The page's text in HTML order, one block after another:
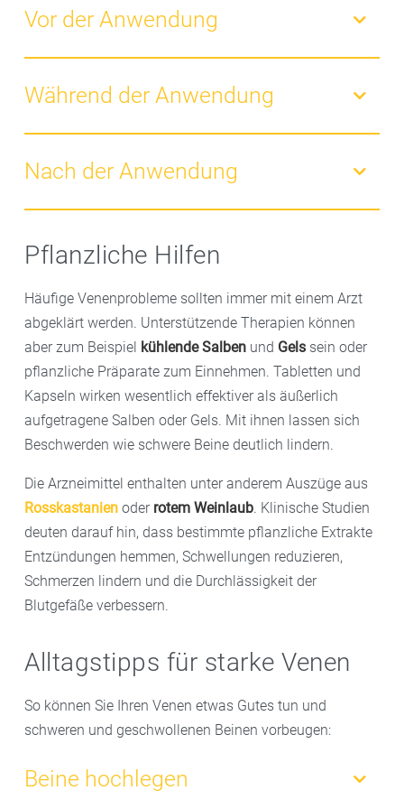
Vor der Anwendung
– Wasseranwendungen in einem warmen Raum
durchführen.
– Der ganze Körper sollte warm sein, inklusive der
Füße.
Während der Anwendung
– Wechselduschen warm beginnen und immer mit
kaltem Wasser beenden.
– Am rechten Fuß außen anfangen und dann außen
bis zur Hüfte abduschen.
wechseln und wieder zurück zum Fuß strahlen. Am
– Ein Wasserguss sollte etwa 2 bis 3 Minuten dauern.
– Den Guss wiederholen: Am besten macht man die
Wechseldusche zweimal.
Nach der Anwendung
– Beine und Füße gut abtrocknen.
Pflanzliche Hilfen
Häufige Venenprobleme sollten immer mit einem Arzt
abgeklärt werden. Unterstützende Therapien können
aber zum Beispiel kühlende Salben und Gels sein oder
pflanzliche Präparate zum Einnehmen. Tabletten und
Kapseln wirken wesentlich effektiver als äußerlich
aufgetragene Salben oder Gels. Mit ihnen lassen sich
Beschwerden wie schwere Beine deutlich lindern.
Die Arzneimittel enthalten unter anderem Auszüge aus
Rosskastanien oder rotem Weinlaub. Klinische Studien
deuten darauf hin, dass bestimmte pflanzliche Extrakte
Entzündungen hemmen, Schwellungen reduzieren,
Schmerzen lindern und die Durchlässigkeit der
Blutgefäße verbessern.
Alltagstipps für starke Venen
So können Sie Ihren Venen etwas Gutes tun und
schweren und geschwollenen Beinen vorbeugen:
Beine hochlegen